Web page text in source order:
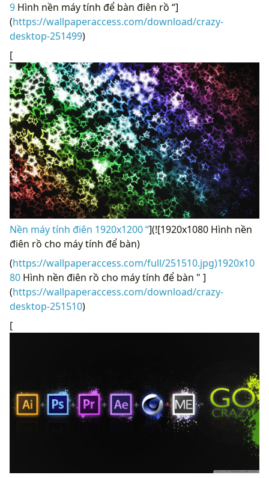
9 Hình nền máy tính để bàn điên rồ “]
(https://wallpaperaccess.com/download/crazy-
desktop-251499)
[
Nền máy tính điên 1920x1200 “](![1920x1080 Hình nền
điên rồ cho máy tính để bàn)
(https://wallpaperaccess.com/full/251510.jpg)1920x10
80 Hình nền điên rồ cho máy tính để bàn " ]
(https://wallpaperaccess.com/download/crazy-
desktop-251510)
[